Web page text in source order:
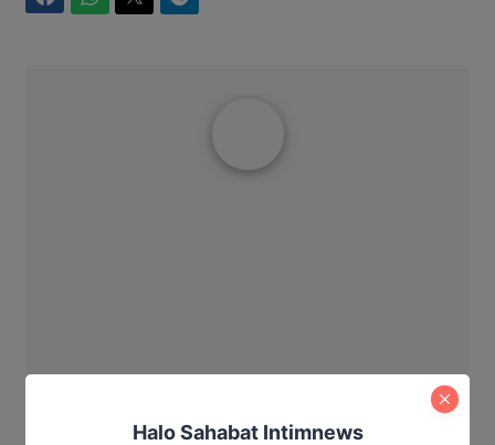
Halo Sahabat Intimnews